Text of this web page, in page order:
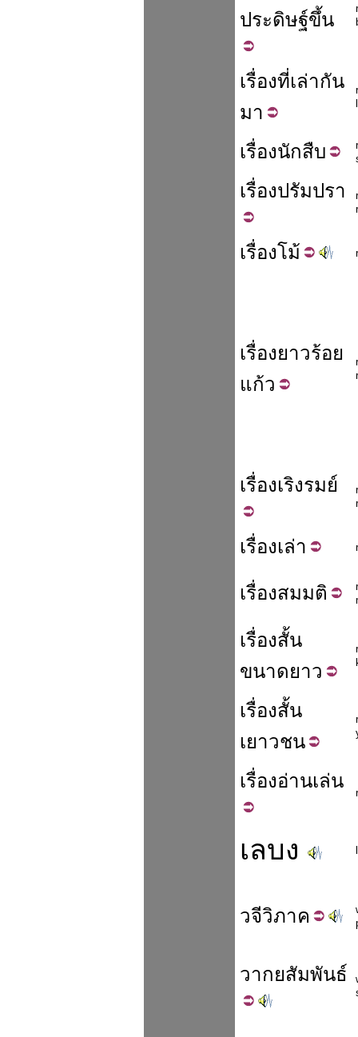
ประดิษฐ์ขึ้น
เรื่องที่เล่ากัน
มา
เรื่องนักสืบ
เรื่องปรัมปรา
เรื่องโม้
เรื่องยาวร้อย
แก้ว
เรื่องเริงรมย์
เรื่องเล่า
เรื่องสมมติ
เรื่องสั้น
ขนาดยาว
เรื่องสั้น
เยาวชน
เรื่องอ่านเล่น
เลบง
วจีวิภาค
วากยสัมพันธ์